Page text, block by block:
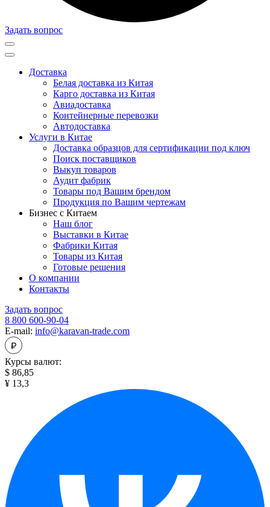
Задать вопрос
Доставка
Белая доставка из Китая
Карго доставка из Китая
Авиадоставка
Контейнерные перевозки
Автодоставка
Услуги в Китае
Доставка образцов для сертификации под ключ
Поиск поставщиков
Выкуп товаров
Аудит фабрик
Товары под Вашим брендом
Продукция по Вашим чертежам
Бизнес с Китаем
Наш блог
Выставки в Китае
Фабрики Китая
Товары из Китая
Готовые решения
О компании
Контакты
Задать вопрос
8 800 600-90-04
E-mail: info@karavan-trade.com
Курсы валют:
$ 86,85
¥ 13,3